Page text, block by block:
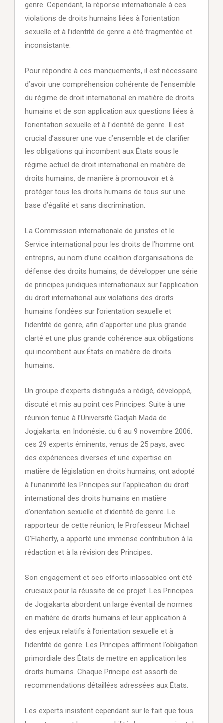
genre. Cependant, la réponse internationale à ces
violations de droits humains liées à l’orientation
sexuelle et à l’identité de genre a été fragmentée et
inconsistante.
Pour répondre à ces manquements, il est nécessaire
d’avoir une compréhension cohérente de l’ensemble
du régime de droit international en matière de droits
humains et de son application aux questions liées à
l’orientation sexuelle et à l’identité de genre. Il est
crucial d’assurer une vue d’ensemble et de clarifier
les obligations qui incombent aux États sous le
régime actuel de droit international en matière de
droits humains, de manière à promouvoir et à
protéger tous les droits humains de tous sur une
base d’égalité et sans discrimination.
La Commission internationale de juristes et le
Service international pour les droits de l’homme ont
entrepris, au nom d’une coalition d’organisations de
défense des droits humains, de développer une série
de principes juridiques internationaux sur l’application
du droit international aux violations des droits
humains fondées sur l’orientation sexuelle et
l’identité de genre, afin d’apporter une plus grande
clarté et une plus grande cohérence aux obligations
qui incombent aux États en matière de droits
humains.
Un groupe d’experts distingués a rédigé, développé,
discuté et mis au point ces Principes. Suite à une
réunion tenue à l’Université Gadjah Mada de
Jogjakarta, en Indonésie, du 6 au 9 novembre 2006,
ces 29 experts éminents, venus de 25 pays, avec
des expériences diverses et une expertise en
matière de législation en droits humains, ont adopté
à l’unanimité les Principes sur l’application du droit
international des droits humains en matière
d’orientation sexuelle et d’identité de genre. Le
rapporteur de cette réunion, le Professeur Michael
O’Flaherty, a apporté une immense contribution à la
rédaction et à la révision des Principes.
Son engagement et ses efforts inlassables ont été
cruciaux pour la réussite de ce projet. Les Principes
de Jogjakarta abordent un large éventail de normes
en matière de droits humains et leur application à
des enjeux relatifs à l’orientation sexuelle et à
l’identité de genre. Les Principes affirment l’obligation
primordiale des États de mettre en application les
droits humains. Chaque Principe est assorti de
recommendations détaillées adressées aux États.
Les experts insistent cependant sur le fait que tous